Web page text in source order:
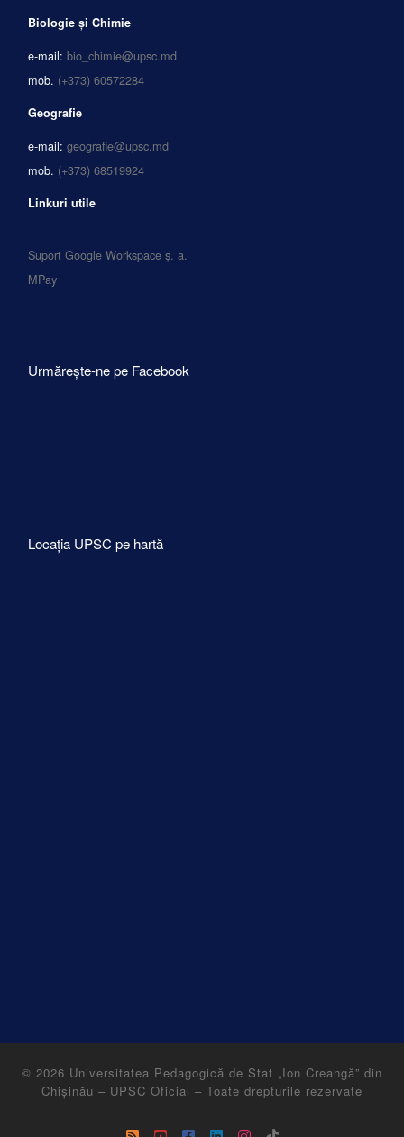
Biologie și Chimie
e-mail: bio_chimie@upsc.md
mob. (+373) 60572284
Geografie
e-mail: geografie@upsc.md
mob. (+373) 68519924
Linkuri utile
Suport Google Workspace ș. a.
MPay
Urmărește-ne pe Facebook
Locația UPSC pe hartă
© 2026 Universitatea Pedagogică de Stat „Ion Creangă” din
Chișinău – UPSC Oficial – Toate drepturile rezervate